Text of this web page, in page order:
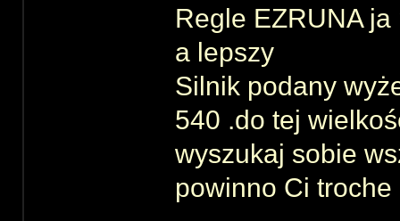
Regle EZRUNA
a lepszy
Silnik podany
540 .do tej
wyszukaj sobie
powinno Ci